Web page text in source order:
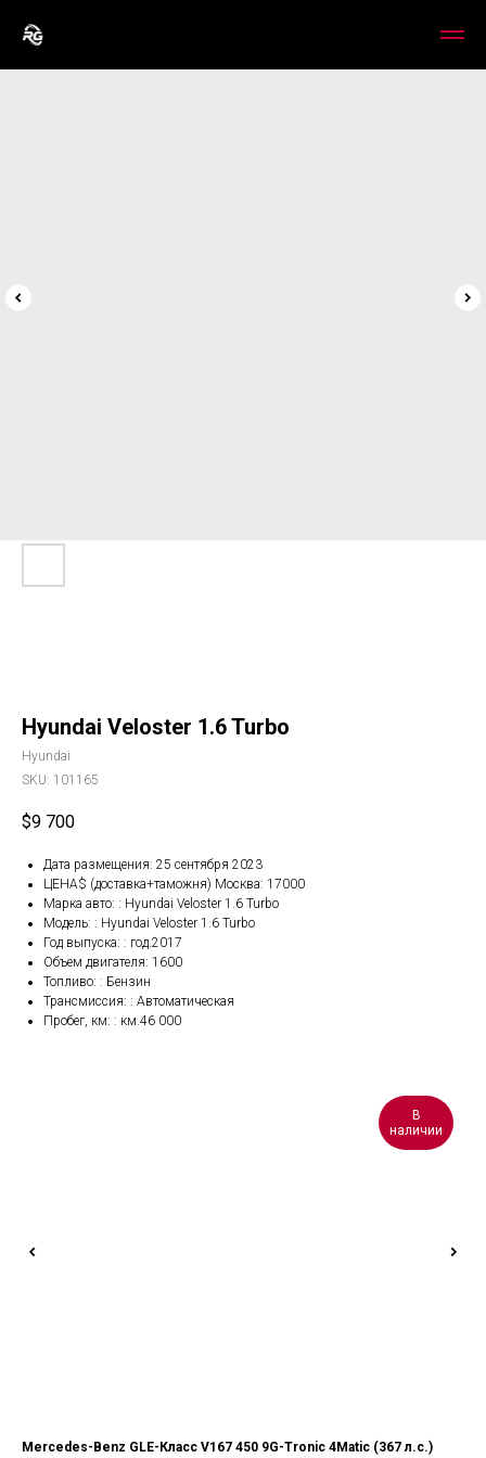
Hyundai Veloster 1.6 Turbo
Hyundai
SKU: 101165
$9 700
Дата размещения: 25 сентября 2023
ЦЕНА$ (доставка+таможня) Москва: 17000
Марка авто: : Hyundai Veloster 1.6 Turbo
Модель: : Hyundai Veloster 1.6 Turbo
Год выпуска: : год.2017
Объем двигателя: 1600
Топливо: : Бензин
Трансмиссия: : Автоматическая
Пробег, км: : км.46 000
В
наличии
Mercedes-Benz GLE-Класс V167 450 9G-Tronic 4Matic (367 л.с.)